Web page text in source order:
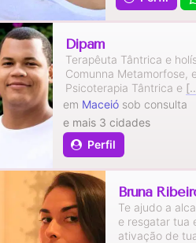
Dipam
Terapêuta Tântrica e
Comunna Metamorfose,
Psicoterapia Tântrica e
Perfil
em Maceiósob consulta
e mais 3 cidades
Bruna
Te ajudo a
e resgatar tua
ativação de